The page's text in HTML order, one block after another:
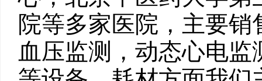
院等多家医院，主要
血压监测，动态心电